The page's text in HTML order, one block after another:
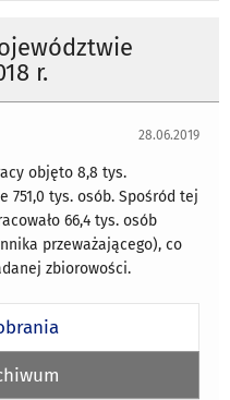
r.
28.06.2019
objęto 8,8 tys.
751,0 tys. osób. Spośród tej
66,4 tys. osób
przeważającego), co
zbiorowości.